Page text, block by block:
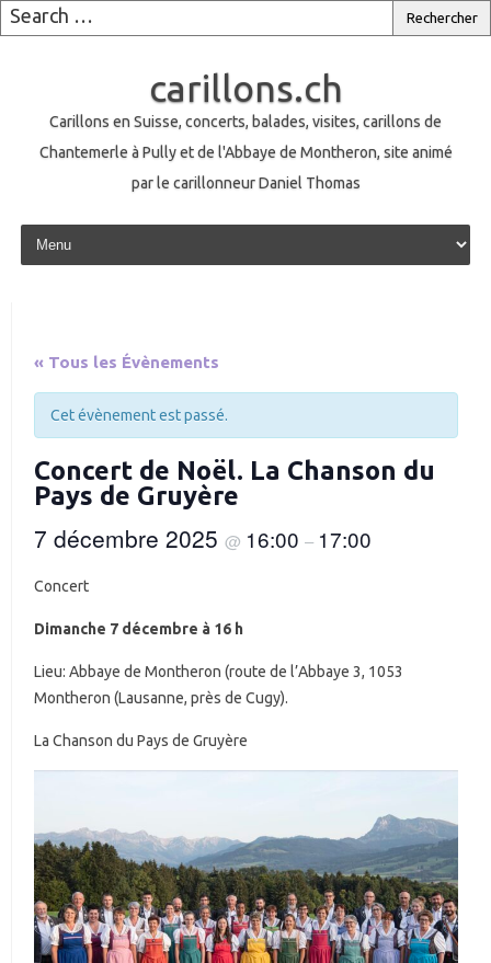
carillons.ch
Carillons en Suisse, concerts, balades, visites, carillons de
Chantemerle à Pully et de l'Abbaye de Montheron, site animé
par le carillonneur Daniel Thomas
Skip to content
« Tous les Évènements
Cet évènement est passé.
Concert de Noël. La Chanson du
Pays de Gruyère
7 décembre 2025 @ 16:00 – 17:00
Concert
Dimanche 7 décembre à 16 h
Lieu: Abbaye de Montheron (route de l’Abbaye 3, 1053
Montheron (Lausanne, près de Cugy).
La Chanson du Pays de Gruyère